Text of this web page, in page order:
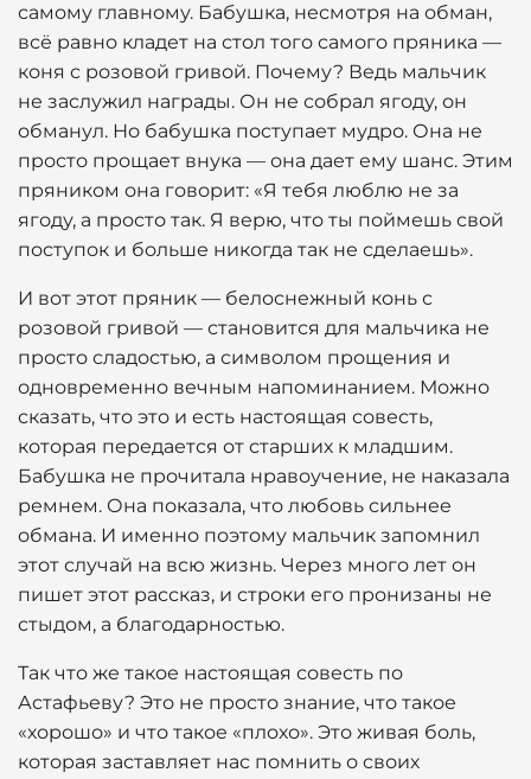
самому главному. Бабушка, несмотря на обман,
всё равно кладет на стол того самого пряника —
коня с розовой гривой. Почему? Ведь мальчик
не заслужил награды. Он не собрал ягоду, он
обманул. Но бабушка поступает мудро. Она не
просто прощает внука — она дает ему шанс. Этим
пряником она говорит: «Я тебя люблю не за
ягоду, а просто так. Я верю, что ты поймешь свой
поступок и больше никогда так не сделаешь».
И вот этот пряник — белоснежный конь с
розовой гривой — становится для мальчика не
просто сладостью, а символом прощения и
одновременно вечным напоминанием. Можно
сказать, что это и есть настоящая совесть,
которая передается от старших к младшим.
Бабушка не прочитала нравоучение, не наказала
ремнем. Она показала, что любовь сильнее
обмана. И именно поэтому мальчик запомнил
этот случай на всю жизнь. Через много лет он
пишет этот рассказ, и строки его пронизаны не
стыдом, а благодарностью.
Так что же такое настоящая совесть по
Астафьеву? Это не просто знание, что такое
«хорошо» и что такое «плохо». Это живая боль,
которая заставляет нас помнить о своих